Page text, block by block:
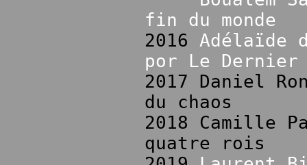
fin du monde
2016 Adélaïde
por Le Dernier
2017 Daniel
du chaos
2018 Camille
quatre rois